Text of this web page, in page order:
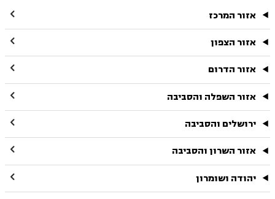
אזור המרכז 
אזור הצפון 
אזור הדרום 
אזור השפלה והסביבה 
ירושלים והסביבה 
אזור השרון והסביבה 
יהודה ושומרון 